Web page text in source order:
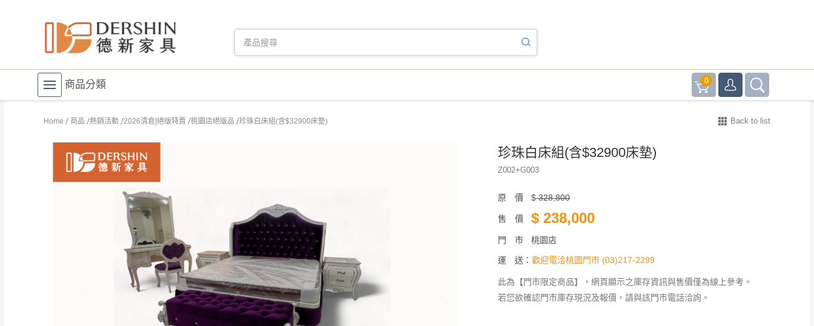
商品分類 0
Home 商品 熱銷活動 2026清倉|絕版特賣 桃園店絕版品 珍珠白床組(含$32900床墊) Back to list
珍珠白床組(含$32900床墊)
Z002+G003
原 價 $328,800
售 價 $ 238,000
門 市 桃園店
運 送： 歡迎電洽桃園門市 (03)217-2299
此為【門市限定商品】，網頁顯示之庫存資訊與售價僅為線上參考。
若您欲確認門市庫存現況及報價，請與該門市電話洽詢。